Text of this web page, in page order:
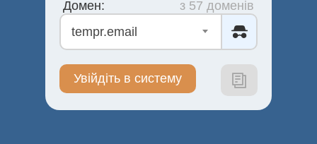
Домен:
з 57 доменів
tempr.email
Увійдіть в систему